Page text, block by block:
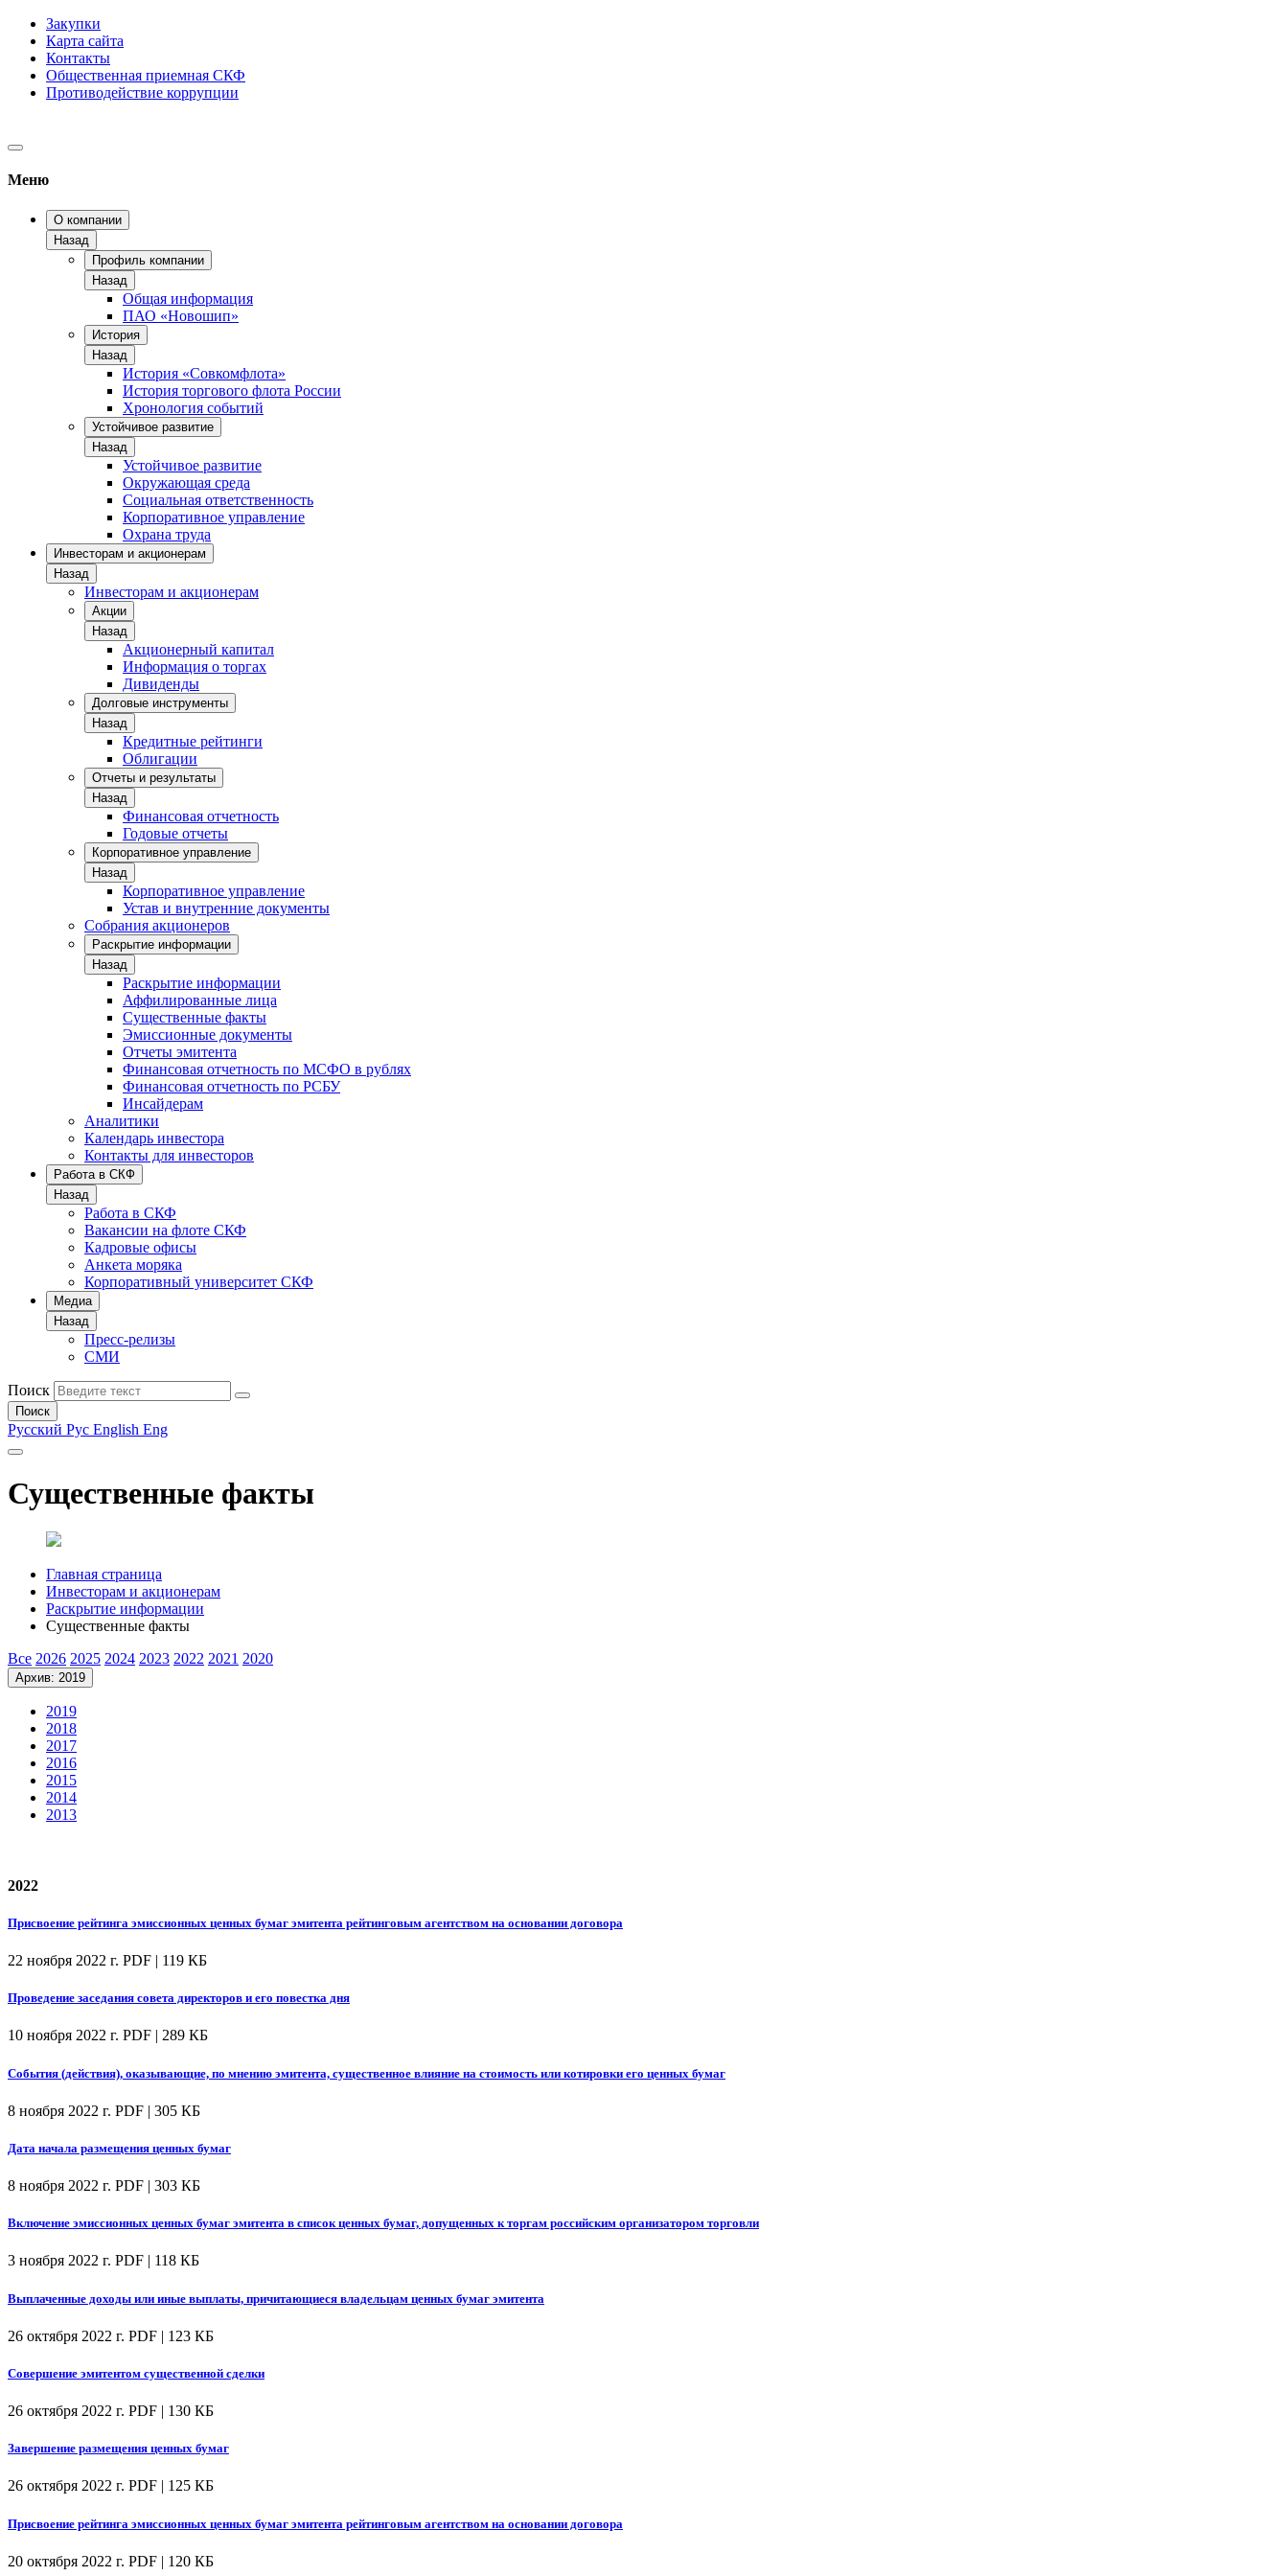
Закупки
Карта сайта
Контакты
Общественная приемная СКФ
Противодействие коррупции
Меню
О компании
Назад
Профиль компании
Назад
Общая информация
ПАО «Новошип»
История
Назад
История «Совкомфлота»
История торгового флота России
Хронология событий
Устойчивое развитие
Назад
Устойчивое развитие
Окружающая среда
Социальная ответственность
Корпоративное управление
Охрана труда
Инвесторам и акционерам
Назад
Инвесторам и акционерам
Акции
Назад
Акционерный капитал
Информация о торгах
Дивиденды
Долговые инструменты
Назад
Кредитные рейтинги
Облигации
Отчеты и результаты
Назад
Финансовая отчетность
Годовые отчеты
Корпоративное управление
Назад
Корпоративное управление
Устав и внутренние документы
Собрания акционеров
Раскрытие информации
Назад
Раскрытие информации
Аффилированные лица
Существенные факты
Эмиссионные документы
Отчеты эмитента
Финансовая отчетность по МСФО в рублях
Финансовая отчетность по РСБУ
Инсайдерам
Аналитики
Календарь инвестора
Контакты для инвесторов
Работа в СКФ
Назад
Работа в СКФ
Вакансии на флоте СКФ
Кадровые офисы
Анкета моряка
Корпоративный университет СКФ
Медиа
Назад
Пресс-релизы
СМИ
Поиск
Поиск
Русский Рус English Eng
Существенные факты
Главная страница
Инвесторам и акционерам
Раскрытие информации
Существенные факты
Все 2026 2025 2024 2023 2022 2021 2020
Архив: 2019
2019
2018
2017
2016
2015
2014
2013
2022
Присвоение рейтинга эмиссионных ценных бумаг эмитента рейтинговым агентством на основании договора
22 ноября 2022 г. PDF | 119 КБ
Проведение заседания совета директоров и его повестка дня
10 ноября 2022 г. PDF | 289 КБ
События (действия), оказывающие, по мнению эмитента, существенное влияние на стоимость или котировки его ценных бумаг
8 ноября 2022 г. PDF | 305 КБ
Дата начала размещения ценных бумаг
8 ноября 2022 г. PDF | 303 КБ
Включение эмиссионных ценных бумаг эмитента в список ценных бумаг, допущенных к торгам российским организатором торговли
3 ноября 2022 г. PDF | 118 КБ
Выплаченные доходы или иные выплаты, причитающиеся владельцам ценных бумаг эмитента
26 октября 2022 г. PDF | 123 КБ
Совершение эмитентом существенной сделки
26 октября 2022 г. PDF | 130 КБ
Завершение размещения ценных бумаг
26 октября 2022 г. PDF | 125 КБ
Присвоение рейтинга эмиссионных ценных бумаг эмитента рейтинговым агентством на основании договора
20 октября 2022 г. PDF | 120 КБ